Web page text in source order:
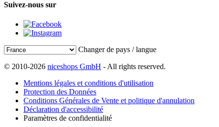
Suivez-nous sur
Changer de pays / langue
© 2010-2026 niceshops GmbH - All rights reserved.
Mentions légales et conditions d'utilisation
Protection des Données
Conditions Générales de Vente et politique d'annulation
Déclaration d'accessibilité
Paramètres de confidentialité